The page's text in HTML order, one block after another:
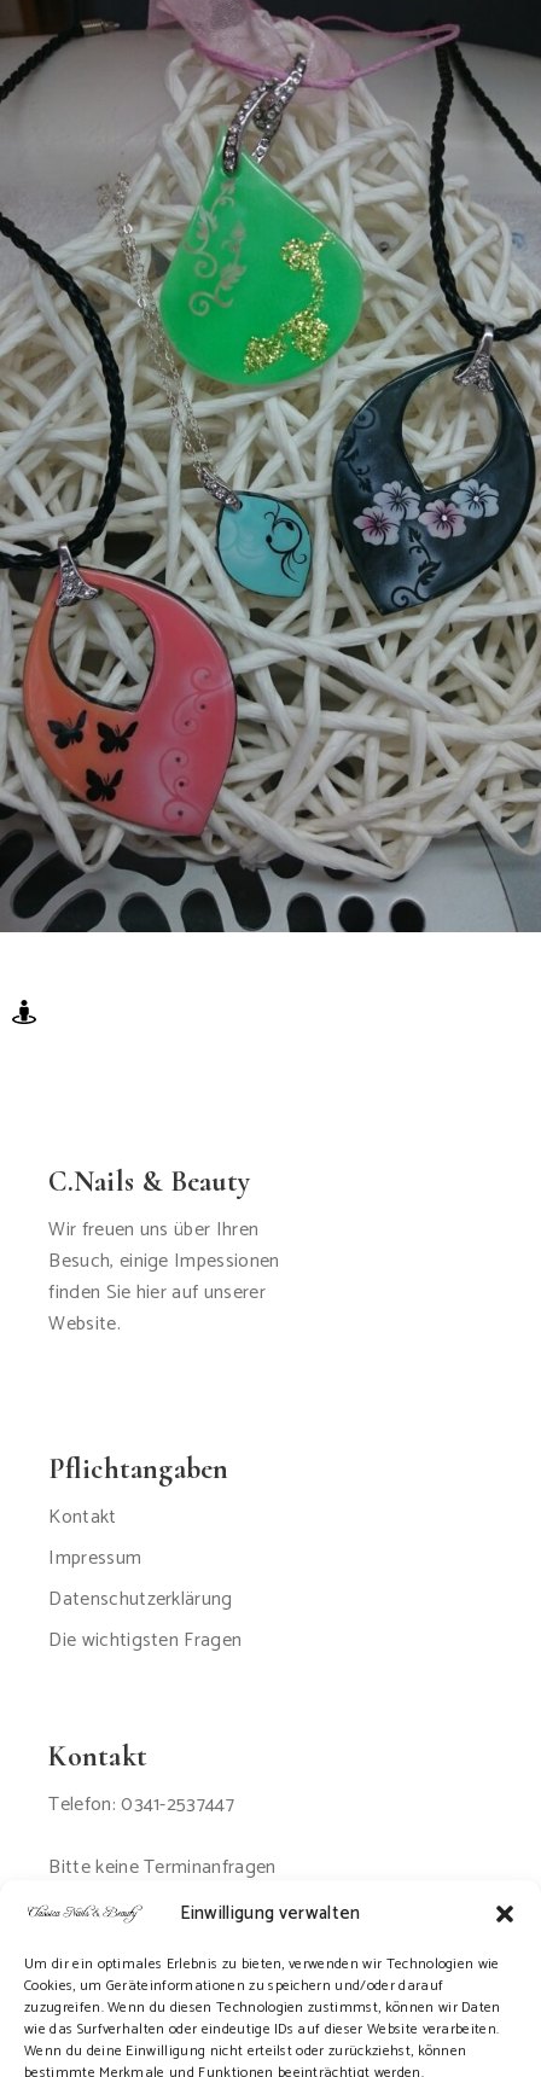
Einwilligung verwalten
Um dir ein optimales Erlebnis zu bieten, verwenden wir Technologien wie
Cookies, um Geräteinformationen zu speichern und/oder darauf
zuzugreifen. Wenn du diesen Technologien zustimmst, können wir Daten
wie das Surfverhalten oder eindeutige IDs auf dieser Website verarbeiten.
Wenn du deine Einwilligung nicht erteilst oder zurückziehst, können
C.Nails & Beauty
Wir freuen uns über Ihren
Besuch, einige Impessionen
finden Sie hier auf unserer
Website.
Pflichtangaben
Kontakt
Impressum
Datenschutzerklärung
Die wichtigsten Fragen
Kontakt
Telefon: 0341-2537447
Bitte keine Terminanfragen
per Email oder SMS